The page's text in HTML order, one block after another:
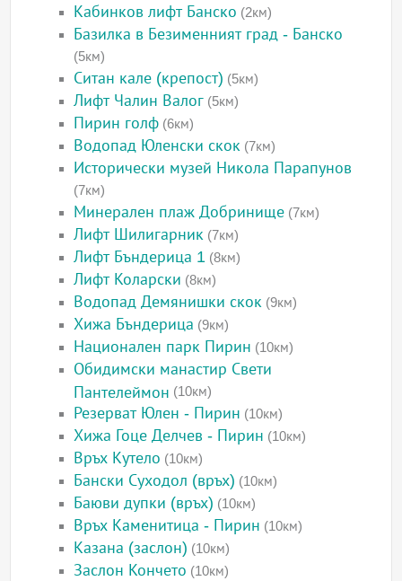
Кабинков лифт Банско (2км)
Базилка в Безименният град - Банско
(5км)
Ситан кале (крепост) (5км)
Лифт Чалин Валог (5км)
Пирин голф (6км)
Водопад Юленски скок (7км)
Исторически музей Никола Парапунов
(7км)
Минерален плаж Добринище (7км)
Лифт Шилигарник (7км)
Лифт Бъндерица 1 (8км)
Лифт Коларски (8км)
Водопад Демянишки скок (9км)
Хижа Бъндерица (9км)
Национален парк Пирин (10км)
Обидимски манастир Свети
Пантелеймон (10км)
Резерват Юлен - Пирин (10км)
Хижа Гоце Делчев - Пирин (10км)
Връх Кутело (10км)
Бански Суходол (връх) (10км)
Баюви дупки (връх) (10км)
Връх Каменитица - Пирин (10км)
Казана (заслон) (10км)
Заслон Кончето (10км)